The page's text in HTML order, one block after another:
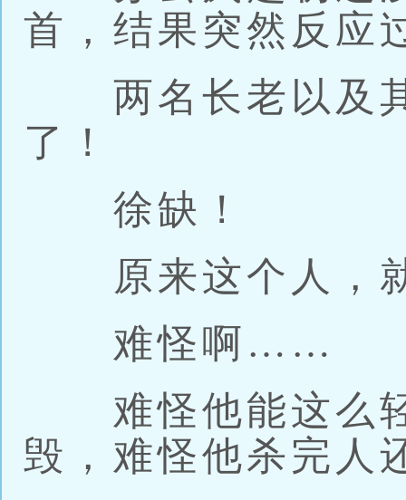
首，结果突然反应
两名长老以及其
了！
徐缺！
原来这个人，就
难怪啊……
难怪他能这么轻
毁，难怪他杀完人